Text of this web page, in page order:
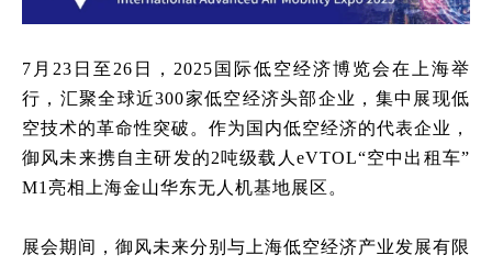
7月23日至26日， 2025国际低空经济博览会在上海举
行，汇聚全球近300家低空经济头部企业，集中展现低
空技术的革命性突破。作为国内低空经济的代表企业，
御风未来携自主研发的2吨级载人eVTOL“空中出租车”
M1亮相上海金山华东无人机基地展区。
展会期间，御风未来分别与上海低空经济产业发展有限